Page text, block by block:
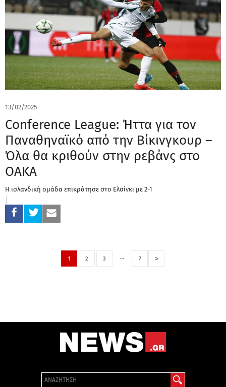
13/02/2025
Conference League: Ήττα για τον
Παναθηναϊκό από την Βίκινγκουρ –
Όλα θα κριθούν στην ρεβάνς στο
ΟΑΚΑ
Η ισλανδική ομάδα επικράτησε στο Ελσίνκι με 2-1
1 2 3 … 7 >